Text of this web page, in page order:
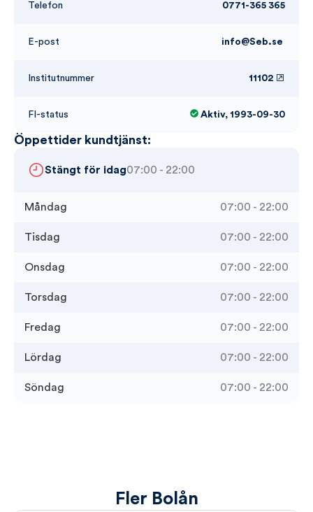
Telefon 0771-365 365
E-post info@Seb.se
Institutnummer 11102
FI-status Aktiv, 1993-09-30
Öppettider kundtjänst:
Stängt för idag07:00 - 22:00
Måndag 07:00 - 22:00
Tisdag 07:00 - 22:00
Onsdag 07:00 - 22:00
Torsdag 07:00 - 22:00
Fredag 07:00 - 22:00
Lördag 07:00 - 22:00
Söndag 07:00 - 22:00
Fler Bolån